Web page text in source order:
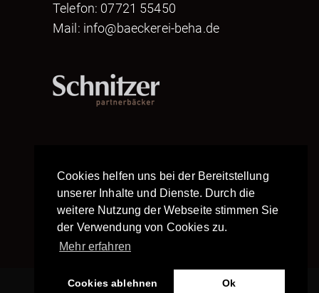
Cookies helfen uns bei der Bereitstellung
unserer Inhalte und Dienste. Durch die
weitere Nutzung der Webseite stimmen Sie
der Verwendung von Cookies zu.
Mehr erfahren
Cookies ablehnen Ok
Telefon: 07721 55450
Mail: info@baeckerei-beha.de